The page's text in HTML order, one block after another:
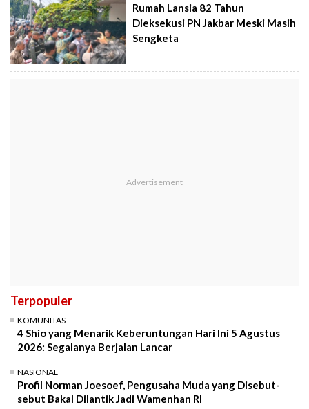
Rumah Lansia 82 Tahun
Dieksekusi PN Jakbar Meski Masih
Sengketa
Terpopuler
KOMUNITAS
4 Shio yang Menarik Keberuntungan Hari Ini 5 Agustus
2026: Segalanya Berjalan Lancar
NASIONAL
Profil Norman Joesoef, Pengusaha Muda yang Disebut-
sebut Bakal Dilantik Jadi Wamenhan RI